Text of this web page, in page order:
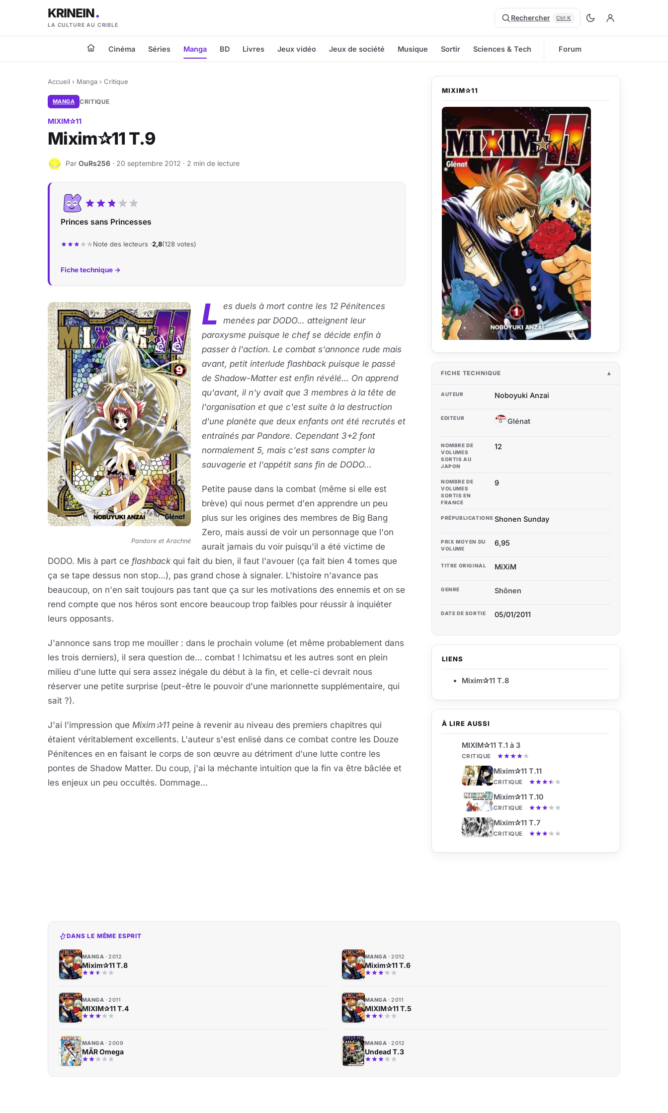
KRINEIN
LA CULTURE AU CRIBLE
Rechercher Ctrl K
Cinéma Séries Manga BD Livres Jeux vidéo Jeux de société Musique Sortir Sciences & Tech Forum
Accueil › Manga › Critique
MANGA CRITIQUE
MIXIM✰11
Mixim✰11 T.9
O Par OuRs256 · 20 septembre 2012 · 2 min de lecture
Princes sans Princesses
Note des lecteurs ·2,8(128 votes)
Fiche technique →
Pandore et Arachné
L
es duels à mort contre les 12 Pénitences
menées par DODO… atteignent leur
paroxysme puisque le chef se décide enfin à
passer à l'action. Le combat s'annonce rude mais
avant, petit interlude flashback puisque le passé
de Shadow-Matter est enfin révélé… On apprend
qu'avant, il n'y avait que 3 membres à la tête de
l'organisation et que c'est suite à la destruction
d'une planète que deux enfants ont été recrutés et
entrainés par Pandore. Cependant 3+2 font
normalement 5, mais c'est sans compter la
sauvagerie et l'appétit sans fin de DODO...
Petite pause dans la combat (même si elle est
brève) qui nous permet d'en apprendre un peu
plus sur les origines des membres de Big Bang
Zero, mais aussi de voir un personnage que l'on
aurait jamais du voir puisqu'il a été victime de
DODO. Mis à part ce flashback qui fait du bien, il faut l'avouer (ça fait bien 4 tomes que
ça se tape dessus non stop...), pas grand chose à signaler. L'histoire n'avance pas
beaucoup, on n'en sait toujours pas tant que ça sur les motivations des ennemis et on se
rend compte que nos héros sont encore beaucoup trop faibles pour réussir à inquiéter
leurs opposants.
J'annonce sans trop me mouiller : dans le prochain volume (et même probablement dans
les trois derniers), il sera question de... combat ! Ichimatsu et les autres sont en plein
milieu d'une lutte qui sera assez inégale du début à la fin, et celle-ci devrait nous
réserver une petite surprise (peut-être le pouvoir d'une marionnette supplémentaire, qui
sait ?).
J'ai l'impression que Mixim✰11 peine à revenir au niveau des premiers chapitres qui
étaient véritablement excellents. L'auteur s'est enlisé dans ce combat contre les Douze
Pénitences en en faisant le corps de son œuvre au détriment d'une lutte contre les
pontes de Shadow Matter. Du coup, j'ai la méchante intuition que la fin va être bâclée et
les enjeux un peu occultés. Dommage...
À LIRE AUSSI
MIXIM✰11 T.1 à 3
CRITIQUE
Mixim✰11 T.11
CRITIQUE
Mixim✰11 T.10
CRITIQUE
Mixim✰11 T.7
CRITIQUE
MIXIM✰11
FICHE TECHNIQUE
AUTEUR Noboyuki Anzai
EDITEUR G Glénat
NOMBRE DE
VOLUMES
SORTIS AU
JAPON
12
NOMBRE DE
VOLUMES
SORTIS EN
FRANCE
9
PRÉPUBLICATIONS Shonen Sunday
PRIX MOYEN DU
VOLUME
6,95
TITRE ORIGINAL MiXiM
GENRE Shônen
DATE DE SORTIE 05/01/2011
LIENS
Mixim✰11 T.8
DANS LE MÊME ESPRIT
MANGA 2012
Mixim✰11 T.8
MANGA 2012
Mixim✰11 T.6
MANGA 2011
MIXIM✰11 T.4
MANGA 2011
MIXIM✰11 T.5
MANGA 2009
MÄR Omega
MANGA 2012
Undead T.3